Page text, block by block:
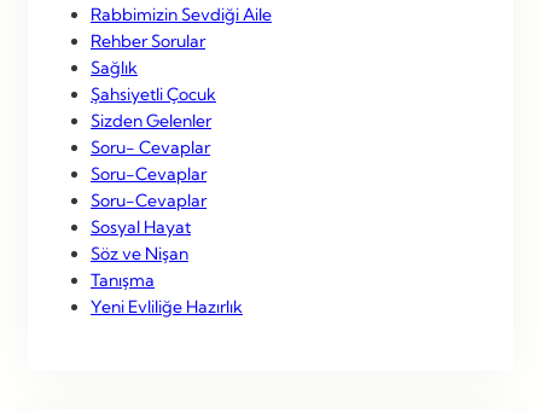
Rabbimizin Sevdiği Aile
Rehber Sorular
Sağlık
Şahsiyetli Çocuk
Sizden Gelenler
Soru- Cevaplar
Soru-Cevaplar
Soru-Cevaplar
Sosyal Hayat
Söz ve Nişan
Tanışma
Yeni Evliliğe Hazırlık